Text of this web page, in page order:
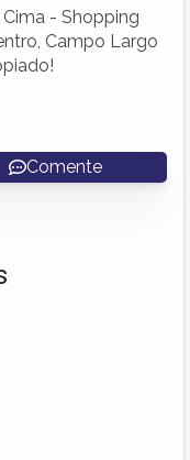
- Shopping
Campo Largo
Comente